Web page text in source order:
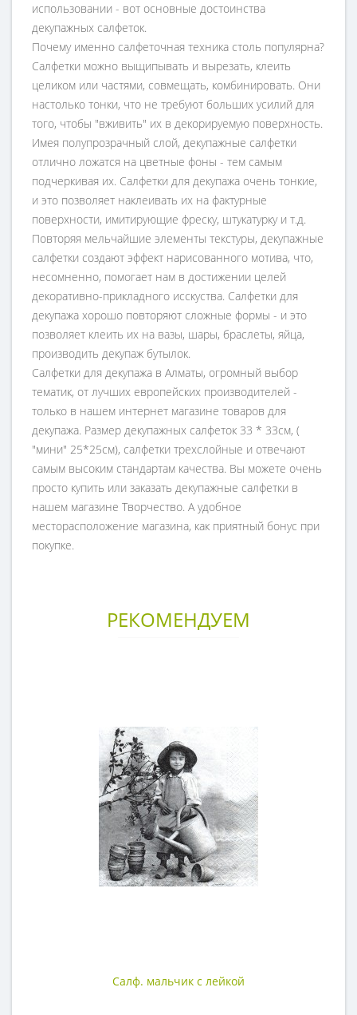
использовании - вот основные достоинства
декупажных салфеток.
Почему именно салфеточная техника столь популярна?
Салфетки можно выщипывать и вырезать, клеить
целиком или частями, совмещать, комбинировать. Они
настолько тонки, что не требуют больших усилий для
того, чтобы "вживить" их в декорируемую поверхность.
Имея полупрозрачный слой, декупажные салфетки
отлично ложатся на цветные фоны - тем самым
подчеркивая их. Салфетки для декупажа очень тонкие,
и это позволяет наклеивать их на фактурные
поверхности, имитирующие фреску, штукатурку и т.д.
Повторяя мельчайшие элементы текстуры, декупажные
салфетки создают эффект нарисованного мотива, что,
несомненно, помогает нам в достижении целей
декоративно-прикладного исскуства. Салфетки для
декупажа хорошо повторяют сложные формы - и это
позволяет клеить их на вазы, шары, браслеты, яйца,
производить декупаж бутылок.
Салфетки для декупажа в Алматы, огромный выбор
тематик, от лучших европейских производителей -
только в нашем интернет магазине товаров для
декупажа. Размер декупажных салфеток 33 * 33см, (
"мини" 25*25см), салфетки трехслойные и отвечают
самым высоким стандартам качества. Вы можете очень
просто купить или заказать декупажные салфетки в
нашем магазине Творчество. А удобное
месторасположение магазина, как приятный бонус при
покупке.
РЕКОМЕНДУЕМ
Салф. мальчик с лейкой